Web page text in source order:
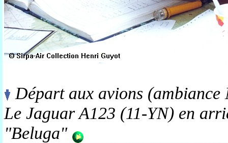
Départ aux avions (ambiance
Le Jaguar A123 (11-YN) en
"Beluga"